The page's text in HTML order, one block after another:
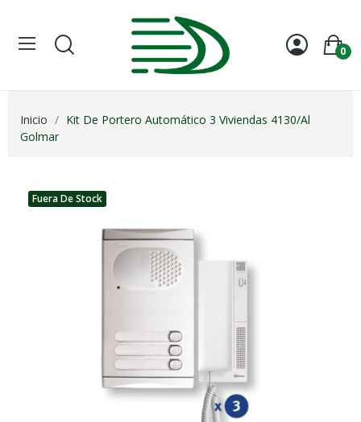
0
Inicio
Kit De Portero Automático 3 Viviendas 4130/Al
Golmar
Fuera De Stock